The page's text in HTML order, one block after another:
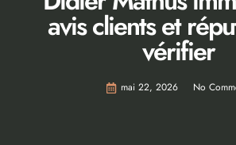
avis clients et
vérifier
mai 22, 2026 No